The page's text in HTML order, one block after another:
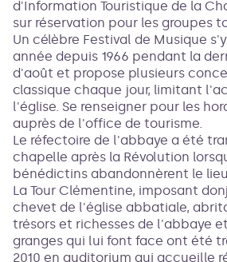
d'Information Touristique de la
sur réservation pour les groupes
Un célèbre Festival de Musique
année depuis 1966 pendant la
d'août et propose plusieurs
classique chaque jour, limitant
l'église. Se renseigner pour les
auprès de l'office de tourisme.
Le réfectoire de l'abbaye a été
chapelle après la Révolution
bénédictins abandonnèrent le
La Tour Clémentine, imposant
chevet de l'église abbatiale,
trésors et richesses de l'abbaye
granges qui lui font face ont été
2010 en auditorium qui accueille